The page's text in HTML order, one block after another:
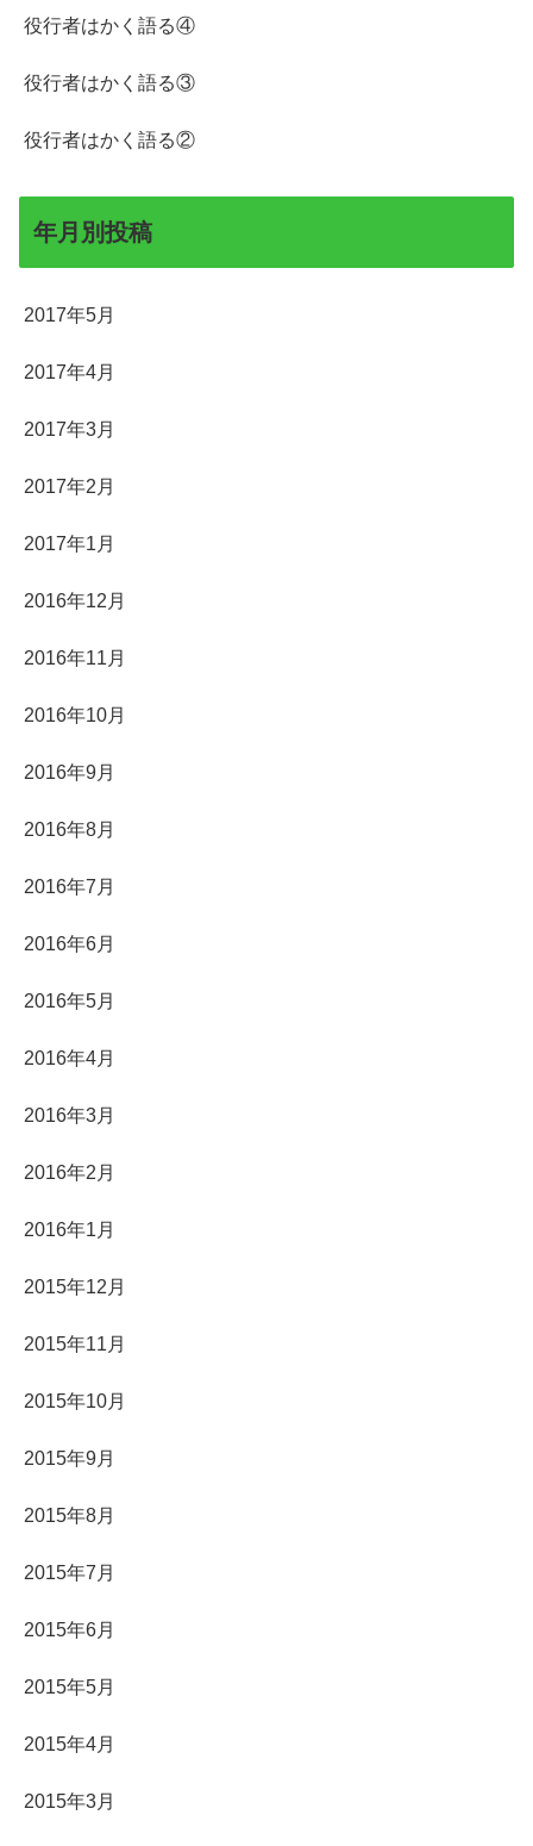
役行者はかく語る④
役行者はかく語る③
役行者はかく語る②
年月別投稿
2017年5月
2017年4月
2017年3月
2017年2月
2017年1月
2016年12月
2016年11月
2016年10月
2016年9月
2016年8月
2016年7月
2016年6月
2016年5月
2016年4月
2016年3月
2016年2月
2016年1月
2015年12月
2015年11月
2015年10月
2015年9月
2015年8月
2015年7月
2015年6月
2015年5月
2015年4月
2015年3月